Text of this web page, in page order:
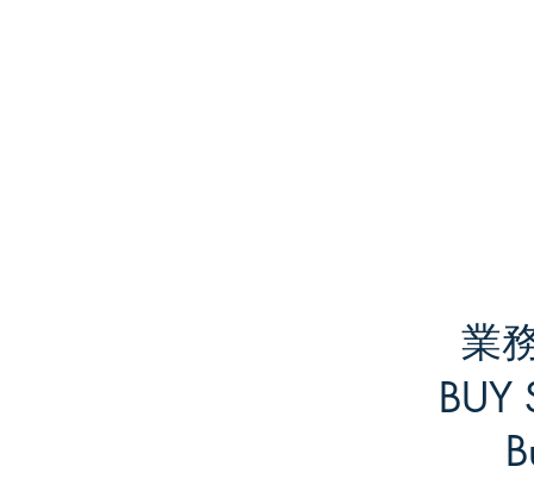
業
BUY